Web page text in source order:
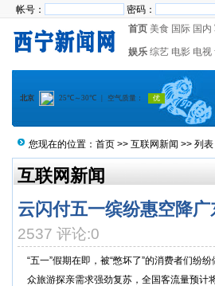
帐号： 密码：
首页 美食 国际 国内
娱乐 综艺 电影 电视
您现在的位置： 首页 >> 互联网新闻 >> 列表
互联网新闻
云闪付五一缤纷惠空降
2537 评论:0
“五一”假期在即，被“憋坏了”的消费者们纷
众旅游探亲需求强劲复苏，全国客流量预计